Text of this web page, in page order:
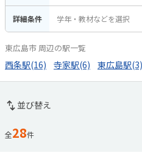
詳細条件 学年・教材などを選択
東広島市 周辺の駅一覧
西条駅(16) 寺家駅(6) 東広島駅(3)
並び替え
全28件